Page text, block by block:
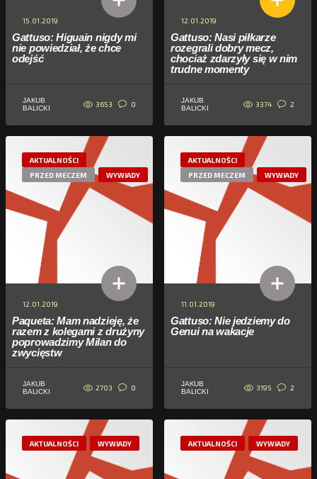
15.01.2019
Gattuso: Higuain nigdy mi
nie powiedział, że chce
odejść
JAKUB
BALICKI
3653 0
12.01.2019
Gattuso: Nasi piłkarze
rozegrali dobry mecz,
chociaż zdarzyły się w nim
trudne momenty
JAKUB
BALICKI
3374 2
AKTUALNOŚCI
PRZED MECZEM
WYWIADY
12.01.2019
Paqueta: Mam nadzieję, że
razem z kolegami z drużyny
poprowadzimy Milan do
zwycięstw
JAKUB
BALICKI
2703 0
AKTUALNOŚCI
PRZED MECZEM
WYWIADY
11.01.2019
Gattuso: Nie jedziemy do
Genui na wakacje
JAKUB
BALICKI
3195 2
AKTUALNOŚCI WYWIADY AKTUALNOŚCI WYWIADY